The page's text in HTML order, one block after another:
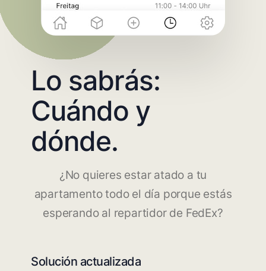
Lo sabrás:
Cuándo y
dónde.
¿No quieres estar atado a tu
apartamento todo el día porque estás
esperando al repartidor de FedEx?
Solución actualizada